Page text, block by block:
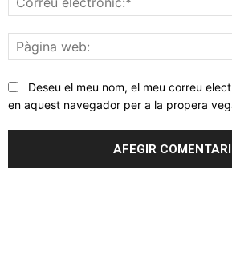
Deseu el meu nom, el meu correu
en aquest navegador per a la propera